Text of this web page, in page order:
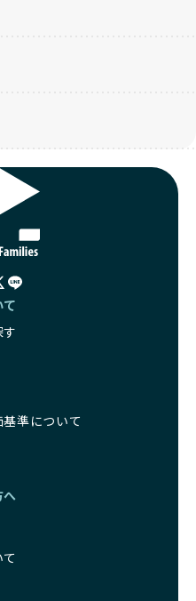
準について
へ